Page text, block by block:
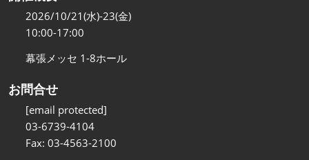
2026/10/21(水)-23(金)
10:00-17:00
幕張メッセ 1-8ホール
お問合せ
[email protected]
03-6739-4104
Fax: 03-4563-2100